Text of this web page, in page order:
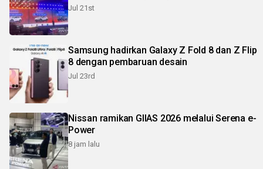
Jul 21st
Samsung hadirkan Galaxy Z Fold 8 dan Z Flip
8 dengan pembaruan desain
Jul 23rd
Nissan ramikan GIIAS 2026 melalui Serena e-
Power
8 jam lalu